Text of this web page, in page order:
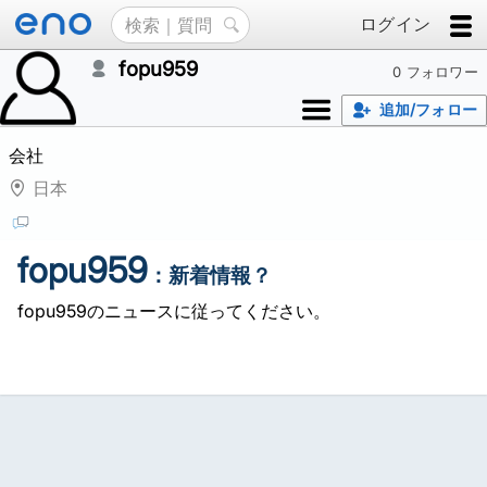
ログイン
0 フォロワー
fopu959
追加/フォロー
会社
日本
fopu959 ：新着情報？
fopu959のニュースに従ってください。